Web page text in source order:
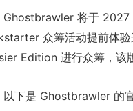
Ghostbrawler 将于 2027
众筹活动提前体
Edition 进行众筹，该
以下是 Ghostbrawler 的